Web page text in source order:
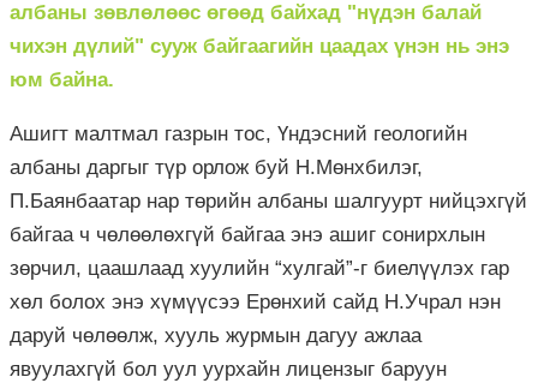
албаны зөвлөлөөс өгөөд байхад "нүдэн балай
чихэн дүлий" сууж байгаагийн цаадах үнэн нь энэ
юм байна.
Ашигт малтмал газрын тос, Үндэсний геологийн
албаны даргыг түр орлож буй Н.Мөнхбилэг,
П.Баянбаатар нар төрийн албаны шалгуурт нийцэхгүй
байгаа ч чөлөөлөхгүй байгаа энэ ашиг сонирхлын
зөрчил, цаашлаад хуулийн “хулгай”-г биелүүлэх гар
хөл болох энэ хүмүүсээ Ерөнхий сайд Н.Учрал нэн
даруй чөлөөлж, хууль журмын дагуу ажлаа
явуулахгүй бол уул уурхайн лицензыг баруун